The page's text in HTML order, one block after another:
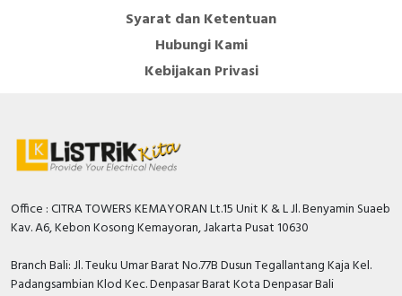
Syarat dan Ketentuan
Hubungi Kami
Kebijakan Privasi
Office : CITRA TOWERS KEMAYORAN Lt.15 Unit K & L Jl. Benyamin Suaeb
Kav. A6, Kebon Kosong Kemayoran, Jakarta Pusat 10630
Branch Bali: Jl. Teuku Umar Barat No.77B Dusun Tegallantang Kaja Kel.
Padangsambian Klod Kec. Denpasar Barat Kota Denpasar Bali